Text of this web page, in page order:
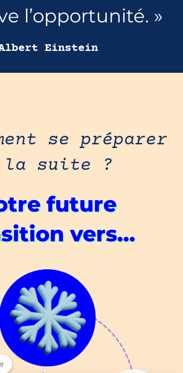
l’opportunité. »
Einstein
se préparer
la suite ?
future
vers...